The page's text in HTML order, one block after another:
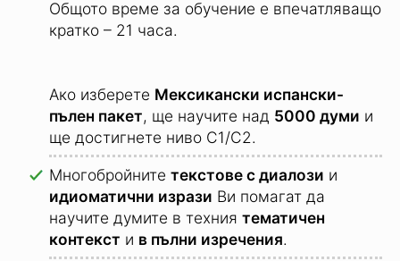
над 1300 думи и бързо ще достигнете ниво
А1/А2 от Общата европейска езикова
Общото време за обучение е впечатляващо
кратко – 21 часа.
Ако изберетеМексикански испански-
пълен пакет, ще научите над5000 думи
ще достигнете ниво C1/C2.
Многобройнитетекстове с диалозии